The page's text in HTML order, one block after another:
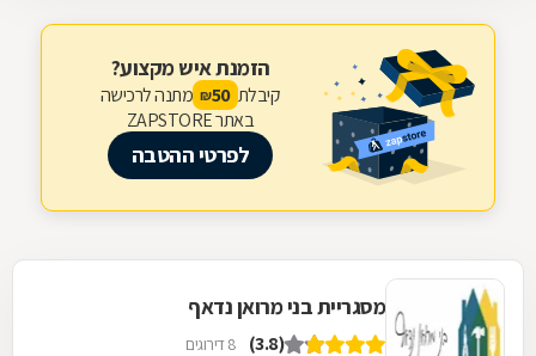
הזמנת איש מקצוע?
קיבלת 50
₪ מתנה לרכישה
באתר ZAPSTORE
לפרטי ההטבה
מסגריית בני מרואן נדאף
(3.8) 8 דירוגים